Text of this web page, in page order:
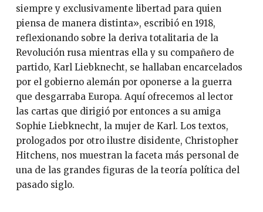
siempre y exclusivamente libertad para quien
piensa de manera distinta», escribió en 1918,
reflexionando sobre la deriva totalitaria de la
Revolución rusa mientras ella y su compañero de
partido, Karl Liebknecht, se hallaban encarcelados
por el gobierno alemán por oponerse a la guerra
que desgarraba Europa. Aquí ofrecemos al lector
las cartas que dirigió por entonces a su amiga
Sophie Liebknecht, la mujer de Karl. Los textos,
prologados por otro ilustre disidente, Christopher
Hitchens, nos muestran la faceta más personal de
una de las grandes figuras de la teoría política del
pasado siglo.